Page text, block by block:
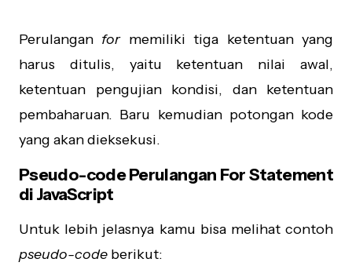
Perulangan formemiliki tiga ketentuan yang
harus ditulis, yaitu ketentuan nilai awal,
ketentuan pengujian kondisi, dan ketentuan
pembaharuan. Baru kemudian potongan kode
yang akan dieksekusi.
Pseudo-code Perulangan For Statement
di JavaScript
Untuk lebih jelasnya kamu bisa melihat contoh
pseudo-code berikut: